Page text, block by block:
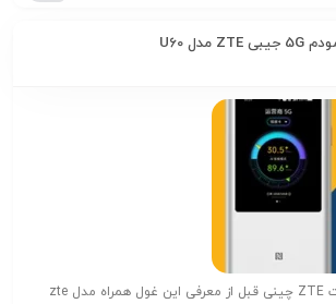
نقد و بررسی مودم 5G جیبی ZTE مدل U60
چند کلامی با کاربرشرکت ZTE چینی قبل از معرفی این غول همراه مدل zte